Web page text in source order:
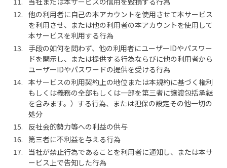
他の利用者に自己の本アカウントを使用させて本サービス
を利用させ、または他の利用者の本アカウントを使用して
本サービスを利用する行為
手段の如何を問わず、他の利用者にユーザーIDやパスワー
ドを開示し、または提供する行為ならびに他の利用者から
ユーザーIDやパスワードの提供を受ける行為
本サービスの利用契約上の地位または本規約に基づく権利
もしくは義務の全部もしくは一部を第三者に譲渡包括承継
を含みます。）する行為、または担保の設定その他一切の
処分
反社会的勢力等への利益の供与
第三者に不利益を与える行為
当社が禁止行為であることを利用者に通知し、または本サ
ービス上で告知した行為